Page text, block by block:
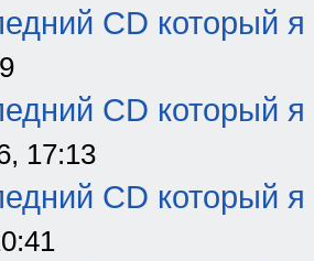
CD который я
CD который я
17:13
CD который я